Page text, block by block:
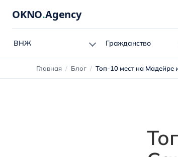
OKNO.Agency
ВНЖ Гражданство
Главная / Блог / Топ-10 мест на Мадейре